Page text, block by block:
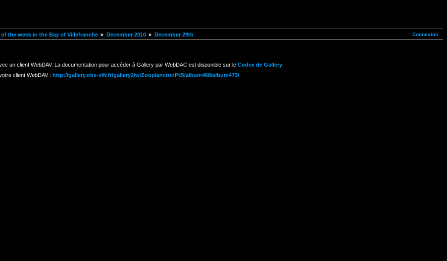
Connexion
the week in the Bay of Villefranche December 2010 December 29th
un client WebDAV. La documentation pour accéder à Gallery par WebDAC est disponible sur le Codex de Gallery
client WebDAV : http://gallery.obs-vlfr.fr/gallery2/w/ZooplanctonPtB/album468/album473/